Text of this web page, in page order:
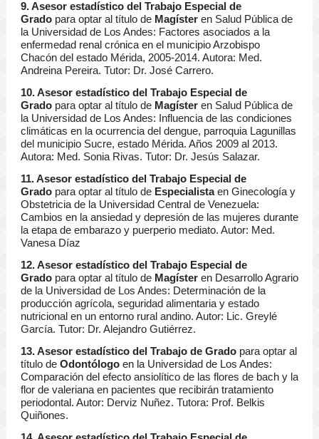
9. Asesor estadístico del Trabajo Especial de
Gradopara optar al título de Magíster en Salud Pública de
la Universidad de Los Andes: Factores asociados a la
enfermedad renal crónica en el municipio Arzobispo
Chacón del estado Mérida, 2005-2014. Autora: Med.
Andreina Pereira. Tutor: Dr. José Carrero.
10. Asesor estadístico del Trabajo Especial de
Gradopara optar al título de Magísteren Salud Pública de
la Universidad de Los Andes: Influencia de las condiciones
climáticas en la ocurrencia del dengue, parroquia Lagunillas
del municipio Sucre, estado Mérida. Años 2009 al 2013.
Autora: Med. Sonia Rivas. Tutor: Dr. Jesús Salazar.
11. Asesor estadístico del Trabajo Especial de
Gradopara optar al título de Especialistaen Ginecología y
Obstetricia de la Universidad Central de Venezuela:
Cambios en la ansiedad y depresión de las mujeres durante
la etapa de embarazo y puerperio mediato. Autor: Med.
Vanesa Díaz
12. Asesor estadístico del Trabajo Especial de
Gradopara optar al título de Magíster en Desarrollo Agrario
de la Universidad de Los Andes: Determinación de la
producción agrícola, seguridad alimentaria y estado
nutricional en un entorno rural andino. Autor: Lic. Greylé
García. Tutor: Dr. Alejandro Gutiérrez.
13. Asesor estadístico del Trabajo de Gradopara optar al
título de Odontólogoen la Universidad de Los Andes:
Comparación del efecto ansiolítico de las flores de bach y la
flor de valeriana en pacientes que recibirán tratamiento
periodontal. Autor: Derviz Nuñez. Tutora: Prof. Belkis
Quiñones.